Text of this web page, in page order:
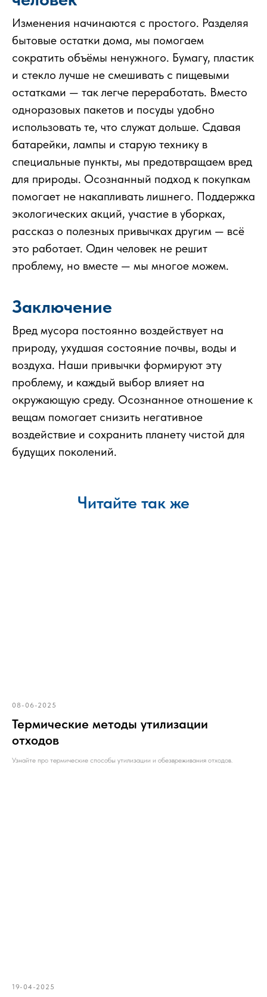
Изменения начинаются с простого. Разделяя
бытовые остатки дома, мы помогаем
сократить объёмы ненужного. Бумагу, пластик
и стекло лучше не смешивать с пищевыми
остатками — так легче переработать. Вместо
одноразовых пакетов и посуды удобно
использовать те, что служат дольше. Сдавая
батарейки, лампы и старую технику в
специальные пункты, мы предотвращаем вред
для природы. Осознанный подход к покупкам
помогает не накапливать лишнего. Поддержка
экологических акций, участие в уборках,
рассказ о полезных привычках другим — всё
это работает. Один человек не решит
проблему, но вместе — мы многое можем.
Заключение
Вред мусора постоянно воздействует на
природу, ухудшая состояние почвы, воды и
воздуха. Наши привычки формируют эту
проблему, и каждый выбор влияет на
окружающую среду. Осознанное отношение к
вещам помогает снизить негативное
воздействие и сохранить планету чистой для
будущих поколений.
Читайте так же
08-06-2025
Термические методы утилизации
отходов
Узнайте про термические способы утилизации и обезвреживания отходов.
19-04-2025